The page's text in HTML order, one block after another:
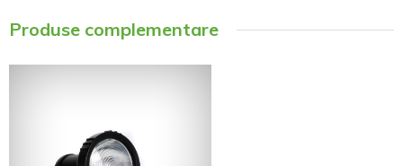
Produse complementare